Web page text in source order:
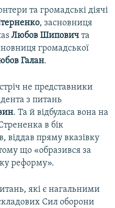
та громадські діячі
, засновниця
Любов Шипович та
громадської
Галан.
не представники
з питань
. Та й відбуласа вона на
в бік
віддав пряму вказівку
що «образився за
реформу».
які є нагальними
Сил оборони